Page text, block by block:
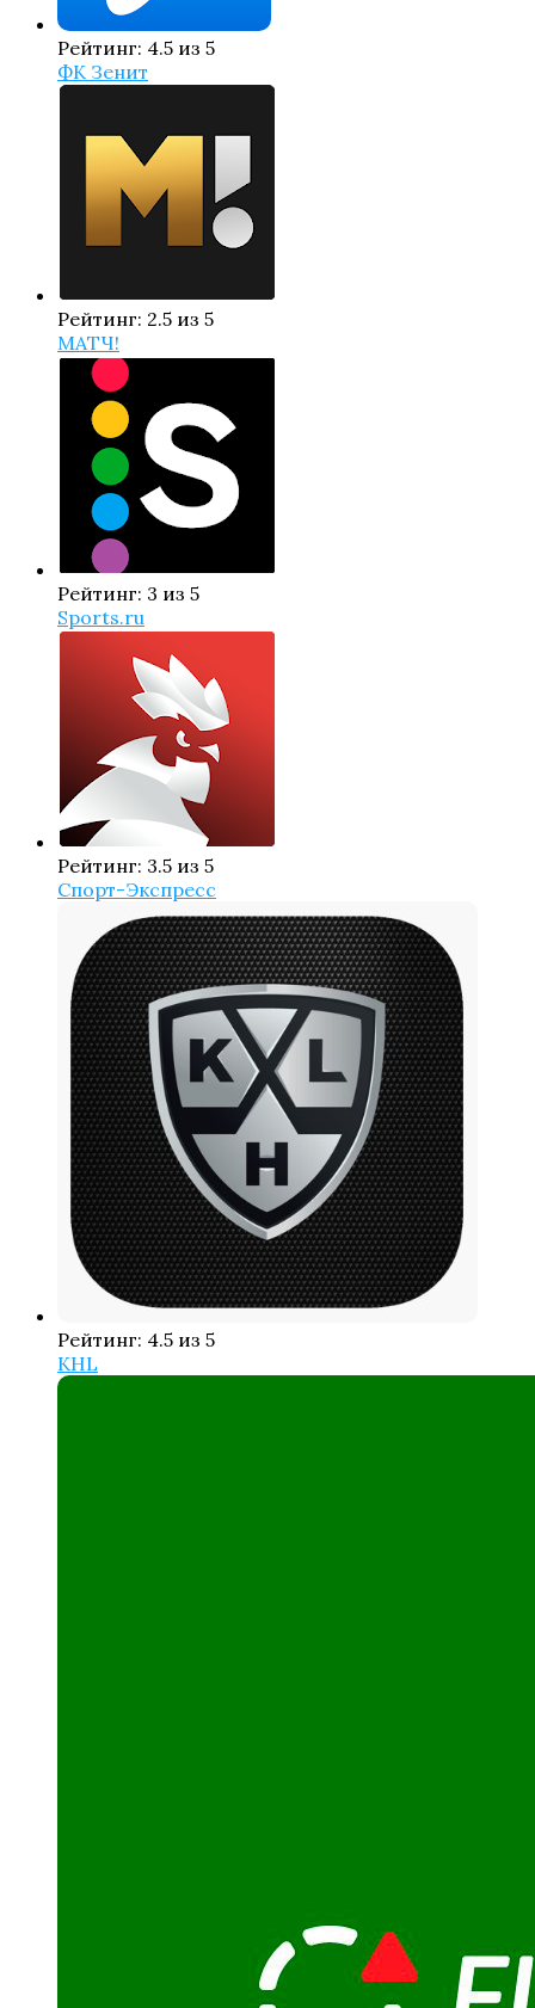
Рейтинг: 4.5 из 5
ФК Зенит
Рейтинг: 2.5 из 5
МАТЧ!
Рейтинг: 3 из 5
Sports.ru
Рейтинг: 3.5 из 5
Спорт-Экспресс
Рейтинг: 4.5 из 5
KHL